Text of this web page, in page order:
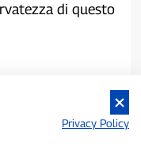
di questo
Privacy Policy